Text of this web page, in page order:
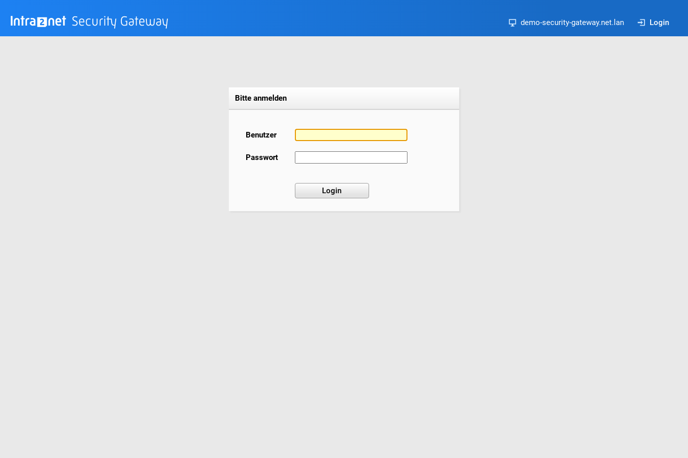
demo-security-gateway.net.lan Login
Bitte anmelden
Benutzer
Passwort